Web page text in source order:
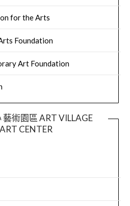
for the Arts
Foundation
Art Foundation
術園區 ART VILLAGE
CENTER